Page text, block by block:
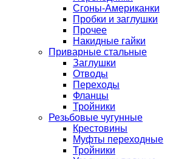
Сгоны-Американки
Пробки и заглушки
Прочее
Накидные гайки
Приварные стальные
Заглушки
Отводы
Переходы
Фланцы
Тройники
Резьбовые чугунные
Крестовины
Муфты переходные
Тройники